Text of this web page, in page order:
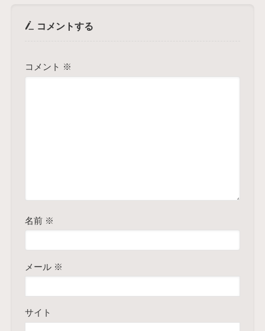
コメントする
コメント ※
名前 ※
メール ※
サイト